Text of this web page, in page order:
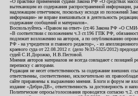
«О практике применения судами Закона РФ «О средствах
вытекающим из содержания распространенной информации,
надлежащим ответчиком, поскольку исходя из положений
информации» не вправе вмешиваться в деятельность
содержание сообщений и материалов».
Воспользуйтесь «Правом на ответ» (ст.46 Закона РФ «О
«В соответствии с положением ч.3 ст.196 ГПК РФ,
подлежит возложению на авторов, а по опубликованию
РФ - на учредителя и главного редактор», - из
краевого суда от 22.08.2012 г. (дело №33-5325/2012)
судей С.И.Дорожко, Н.В.Пестовой.
Мнения авторов материалов не всегда совпадают с позицией
переписку с авторами.
Редакция не несет ответственность за содержание внешних
ответственны, соответственно, исключительно их
сайте приравнены к выражению мнения. Блоги и форум не
издание «Дебри-ДВ», ответственность за достоверность и
Политические опросы/голосования проводятся согласно ч.2.